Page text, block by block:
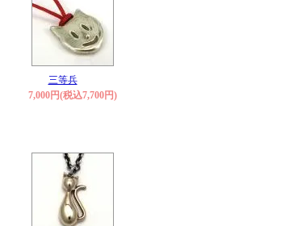
三等兵
7,000円(税込7,700円)